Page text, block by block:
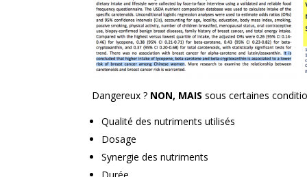
Dangereux ? NON, MAIS sous certaines
Qualité des nutriments utilisés
Dosage
Synergie des nutriments